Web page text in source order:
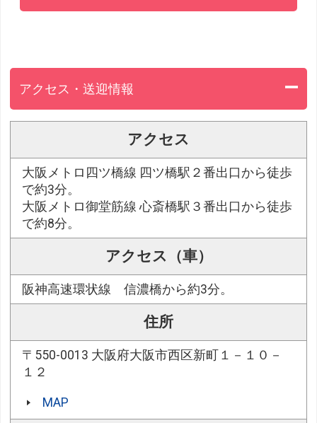
アクセス・送迎情報
アクセス
大阪メトロ四ツ橋線 四ツ橋駅２番出口から徒歩
で約3分。
大阪メトロ御堂筋線 心斎橋駅３番出口から徒歩
で約8分。
アクセス（車）
阪神高速環状線 信濃橋から約3分。
住所
〒550-0013 大阪府大阪市西区新町１－１０－
１２
MAP